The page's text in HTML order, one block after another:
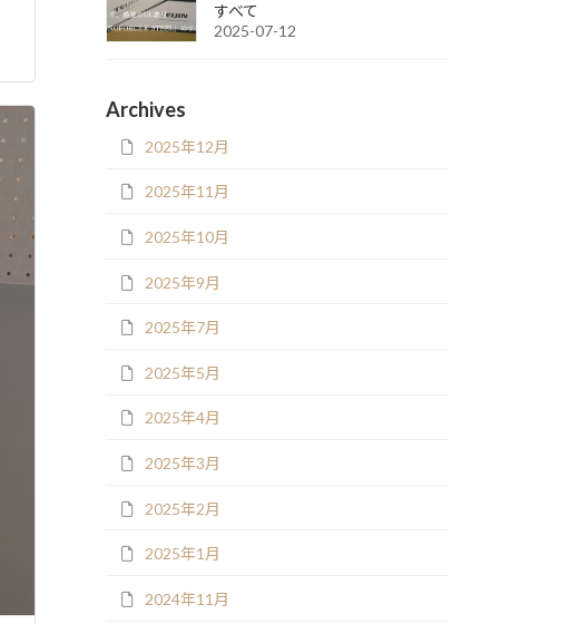
すべて
2025-07-12
Archives
2025年12月
2025年11月
2025年10月
2025年9月
2025年7月
2025年5月
2025年4月
2025年3月
2025年2月
2025年1月
2024年11月